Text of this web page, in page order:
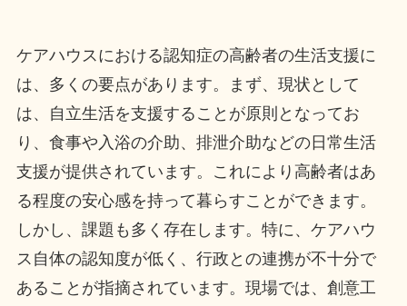
ケアハウスにおける認知症の高齢者の生活支援に
は、多くの要点があります。まず、現状として
は、自立生活を支援することが原則となってお
り、食事や入浴の介助、排泄介助などの日常生活
支援が提供されています。これにより高齢者はあ
る程度の安心感を持って暮らすことができます。
しかし、課題も多く存在します。特に、ケアハウ
ス自体の認知度が低く、行政との連携が不十分で
あることが指摘されています。現場では、創意工